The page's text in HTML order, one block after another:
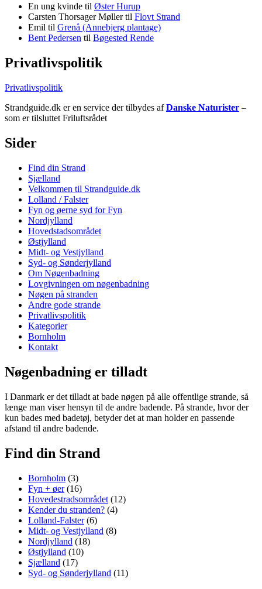
En ung kvinde til Øster Hurup
Carsten Thorsager Møllertil Flovt Strand
Emil til Grenå (Annebjerg plantage)
Bent Pedersen til Bøgested Rende
Privatlivspolitik
Privatlivspolitik
Strandguide.dk er en service der tilbydes afDanske Naturister –
som er tilsluttet Friluftsrådet
Sider
Find din Strand
Sjælland
Velkommen til Strandguide.dk
Lolland / Falster
Fyn og øerne syd for Fyn
Nordjylland
Hovedstadsområdet
Østjylland
Midt- og Vestjylland
Syd- og Sønderjylland
Om Nøgenbadning
Lovgivningen om nøgenbadning
Nøgen på stranden
Andre gode strande
Privatlivspolitik
Kategorier
Bornholm
Kontakt
Nøgenbadning er tilladt
I Danmark er det tilladt at bade nøgen på alle offentlige strande, så
længe man viser hensyn til de andre badende. På strande, hvor der
kun bades med badetøj, betyder det at man holder en passende
afstand til andre badende.
Find din Strand
Bornholm (3)
Fyn + øer(16)
Hovedestradsområdet (12)
Kender du stranden? (4)
Lolland-Falster(6)
Midt- og Vestjylland (8)
Nordjylland (18)
Østjylland (10)
Sjælland (17)
Syd- og Sønderjylland (11)